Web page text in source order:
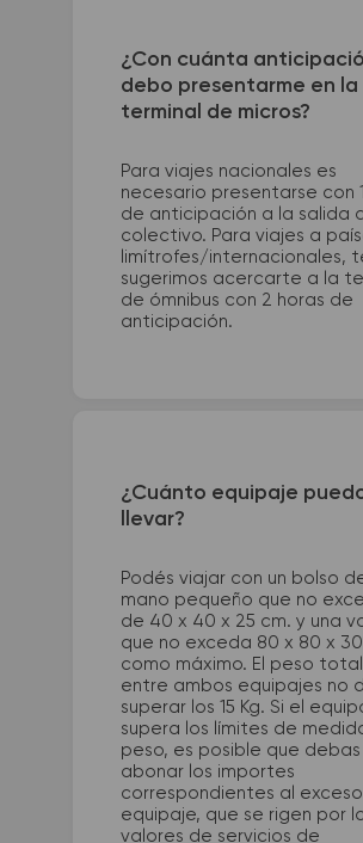
¿Con cuánta
debo presentarme en la
terminal de micros?
Para viajes nacionales es
necesario presentarse con
de anticipación a la salida
colectivo. Para viajes a
limítrofes/internacionales,
sugerimos acercarte a la
de ómnibus con 2 horas de
anticipación.
¿Cuánto equipaje
llevar?
Podés viajar con un bolso
mano pequeño que no
de 40 x 40 x 25 cm. y una
que no exceda 80 x 80 x
como máximo. El peso total
entre ambos equipajes no
superar los 15 Kg. Si el
supera los límites de
peso, es posible que debas
abonar los importes
correspondientes al
equipaje, que se rigen por
valores de servicios de